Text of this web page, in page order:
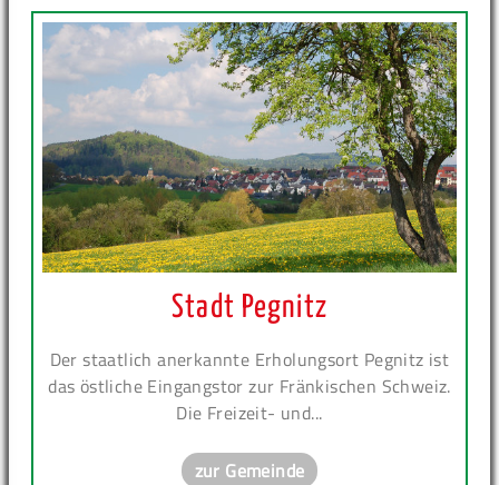
Stadt Pegnitz
Der staatlich anerkannte Erholungsort Pegnitz ist
das östliche Eingangstor zur Fränkischen Schweiz.
Die Freizeit- und...
zur Gemeinde